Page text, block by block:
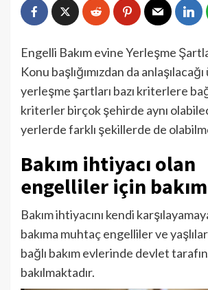
Engelli Bakım evine Yerleşme
Konu başlığımızdan da
yerleşme şartları bazı kriterlere
kriterler birçok şehirde aynı
yerlerde farklı şekillerde de
Bakım ihtiyacı olan
engelliler için
Bakım ihtiyacını kendi
bakıma muhtaç engelliler ve yaşlılar
bağlı bakım evlerinde devlet
bakılmaktadır.